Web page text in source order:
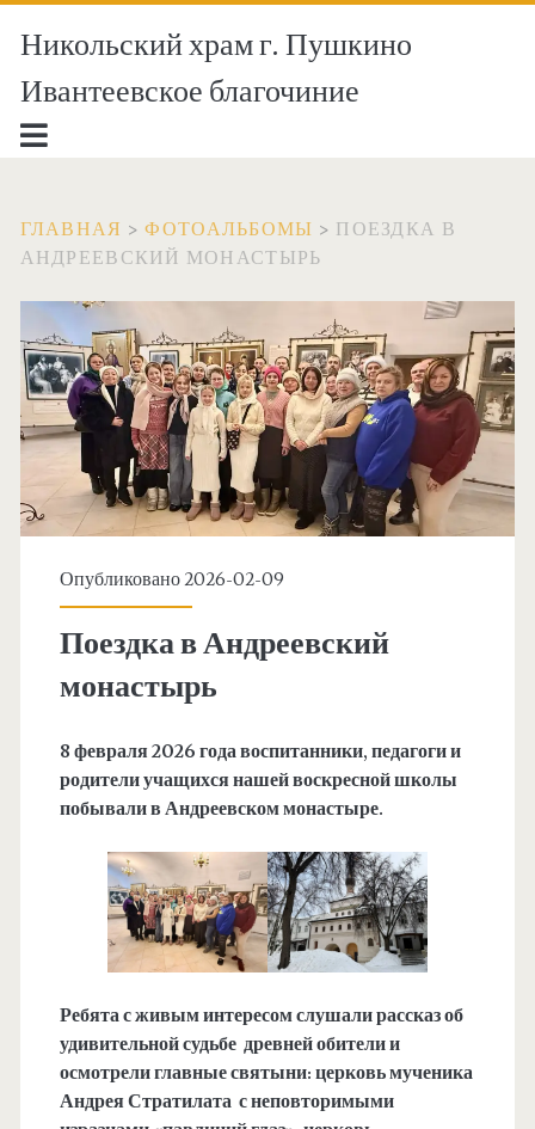
Никольский храм г. Пушкино
Ивантеевское благочиние
ГЛАВНАЯ >ФОТОАЛЬБОМЫ > ПОЕЗДКА В
АНДРЕЕВСКИЙ МОНАСТЫРЬ
Опубликовано 2026-02-09
Поездка в Андреевский
монастырь
8 февраля 2026 года воспитанники, педагоги и
родители учащихся нашей воскресной школы
побывали в Андреевском монастыре.
Ребята с живым интересом слушали рассказ об
удивительной судьбе древней обители и
осмотрели главные святыни: церковь мученика
Андрея Стратилата с неповторимыми